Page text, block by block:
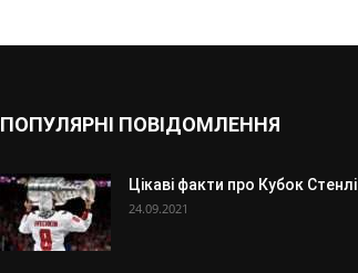
ПОПУЛЯРНІ ПОВІДОМЛЕННЯ
Цікаві факти про Кубок Стенлі
24.09.2021